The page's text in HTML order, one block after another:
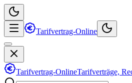
Tarifvertrag-Online
Tarifvertrag-OnlineTarifverträge,